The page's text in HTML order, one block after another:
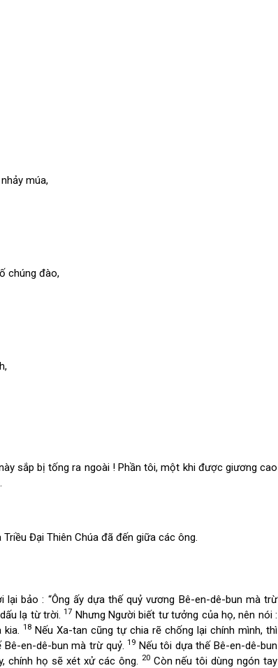
múa,
chúng đào,
sắp bị tống ra ngoài ! Phần tôi, một khi được giương cao
Đại Thiên Chúa đã đến giữa các ông.
bảo : “Ông ấy dựa thế quỷ vương Bê-en-dê-bun mà trừ
lạ từ trời. 17 Nhưng Người biết tư tưởng của họ, nên nói :
kia. 18Nếu Xa-tan cũng tự chia rẽ chống lại chính mình, thì
en-dê-bun mà trừ quỷ. 19 Nếu tôi dựa thế Bê-en-dê-bun
chính họ sẽ xét xử các ông. 20Còn nếu tôi dùng ngón tay